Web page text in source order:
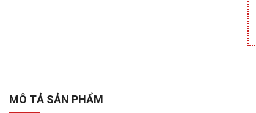
MÔ TẢ SẢN PHẨM